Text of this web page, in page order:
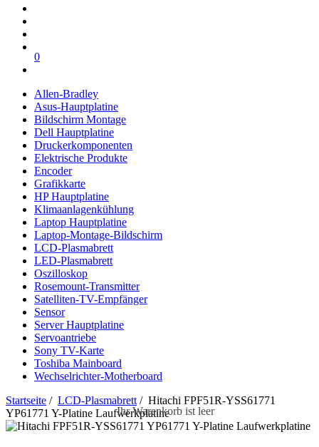
0
Allen-Bradley
Asus-Hauptplatine
Bildschirm Montage
Dell Hauptplatine
Druckerkomponenten
Elektrische Produkte
Encoder
Grafikkarte
HP Hauptplatine
Klimaanlagenkühlung
Laptop Hauptplatine
Laptop-Montage-Bildschirm
LCD-Plasmabrett
LED-Plasmabrett
Oszilloskop
Rosemount-Transmitter
Satelliten-TV-Empfänger
Sensor
Server Hauptplatine
Servoantriebe
Sony TV-Karte
Toshiba Mainboard
Wechselrichter-Motherboard
Ihr Warenkorb ist leer
Startseite / LCD-Plasmabrett / Hitachi FPF51R-YSS61771
YP61771 Y-Platine Laufwerkplatine